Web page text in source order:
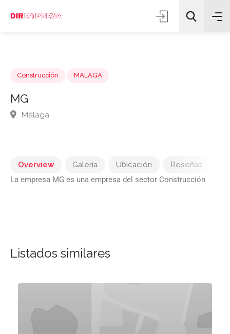
MG
Overview Galería Ubicación
Reseñas
La empresa MG es una empresa del sector Construcción
Listados similares